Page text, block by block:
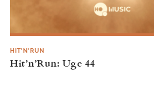
HIT'N'RUN
Hit’n’Run: Uge 44